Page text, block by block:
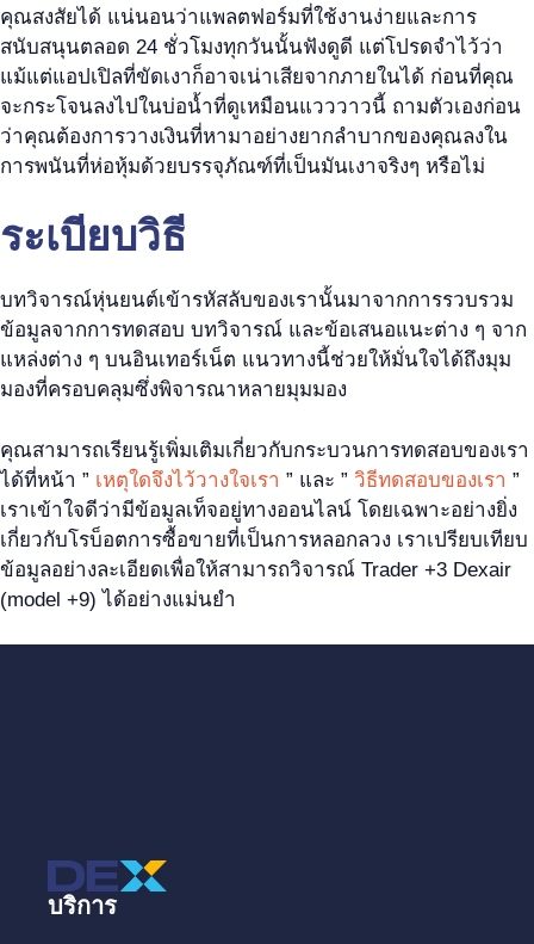
คุณสงสัยได้ แน่นอนว่าแพลตฟอร์มที่ใช้งานง่ายและการ
สนับสนุนตลอด 24 ชั่วโมงทุกวันนั้นฟังดูดี แต่โปรดจำไว้ว่า
แม้แต่แอปเปิลที่ขัดเงาก็อาจเน่าเสียจากภายในได้ ก่อนที่คุณ
จะกระโจนลงไปในบ่อน้ำที่ดูเหมือนแวววาวนี้ ถามตัวเองก่อน
ว่าคุณต้องการวางเงินที่หามาอย่างยากลำบากของคุณลงใน
การพนันที่ห่อหุ้มด้วยบรรจุภัณฑ์ที่เป็นมันเงาจริงๆ หรือไม่
ระเบียบวิธี
บทวิจารณ์หุ่นยนต์เข้ารหัสลับของเรานั้นมาจากการรวบรวม
ข้อมูลจากการทดสอบ บทวิจารณ์ และข้อเสนอแนะต่าง ๆ จาก
แหล่งต่าง ๆ บนอินเทอร์เน็ต แนวทางนี้ช่วยให้มั่นใจได้ถึงมุม
มองที่ครอบคลุมซึ่งพิจารณาหลายมุมมอง
คุณสามารถเรียนรู้เพิ่มเติมเกี่ยวกับกระบวนการทดสอบของเรา
ได้ที่หน้า ” เหตุใดจึงไว้วางใจเรา ” และ ” วิธีทดสอบของเรา ”
เราเข้าใจดีว่ามีข้อมูลเท็จอยู่ทางออนไลน์ โดยเฉพาะอย่างยิ่ง
เกี่ยวกับโรบ็อตการซื้อขายที่เป็นการหลอกลวง เราเปรียบเทียบ
ข้อมูลอย่างละเอียดเพื่อให้สามารถวิจารณ์ Trader +3 Dexair
(model +9) ได้อย่างแม่นยำ
บริการ